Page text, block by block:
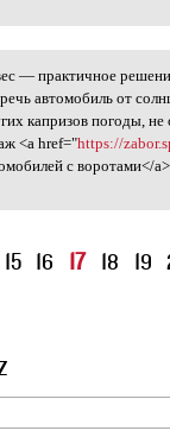
—
— практичное
автомобиль от
капризов погоды, не
<a href="https://
с воротами</a>
15 16 17 18 19